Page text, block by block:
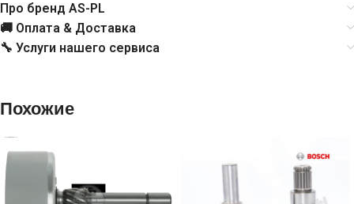
Про бренд AS-PL
🚚 Оплата & Доставка
🔧 Услуги нашего сервиса
Похожие